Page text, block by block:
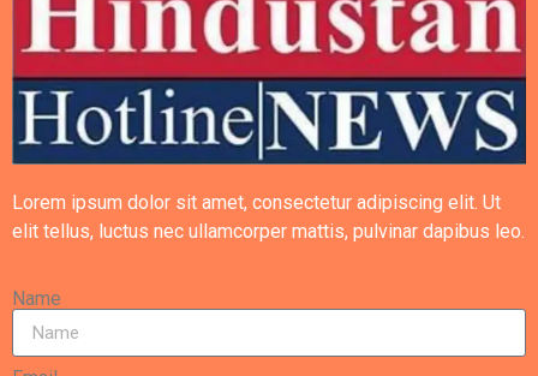
Lorem ipsum dolor sit amet, consectetur adipiscing elit. Ut
elit tellus, luctus nec ullamcorper mattis, pulvinar dapibus leo.
Name